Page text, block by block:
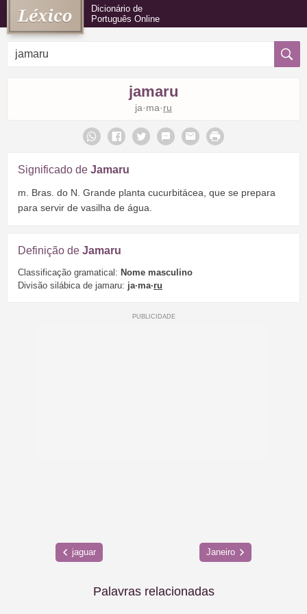
Dicionário de
Português Online
jamaru
ja·ma·ru
Significado de Jamaru
m. Bras. do N. Grande planta cucurbitácea, que se prepara
para servir de vasilha de água.
Definição de Jamaru
Classificação gramatical: Nome masculino
Divisão silábica de jamaru: ja·ma·ru
jaguar Janeiro
Palavras relacionadas